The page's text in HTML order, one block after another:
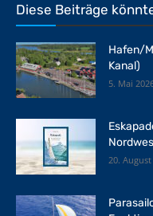
Diese Beiträge
Hafen/
Kanal)
5. Mai
20.